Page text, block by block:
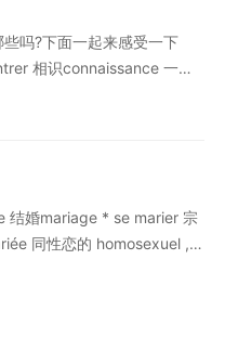
吗?下面一起来感受一下
相识connaissance 一见
结婚mariage * se marier 宗
同性恋的 homosexuel ,le
于法国国家空间研究中心